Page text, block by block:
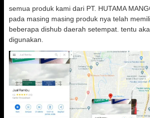
semua produk kami dari PT. HUTAMA
pada masing masing produk nya telah
beberapa dishub daerah setempat. tentu
digunakan.